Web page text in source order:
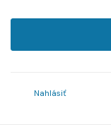
Nahlásiť